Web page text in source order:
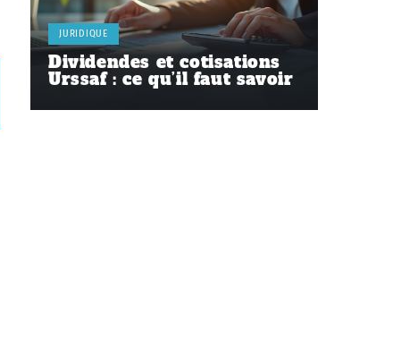
JURIDIQUE
Dividendes et cotisations
Urssaf : ce qu’il faut savoir